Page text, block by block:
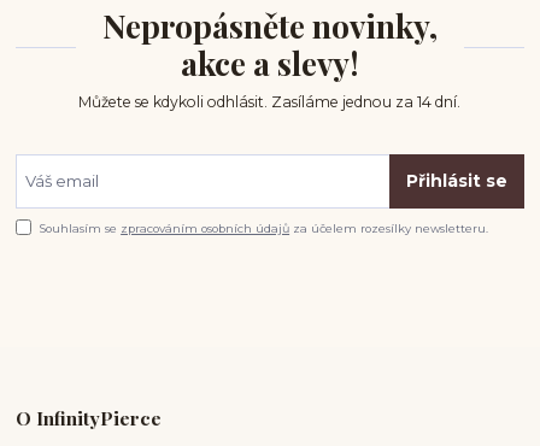
Nepropásněte novinky,
akce a slevy!
Můžete se kdykoli odhlásit. Zasíláme jednou za 14 dní.
Přihlásit se
Souhlasím se zpracováním osobních údajů za účelem rozesílky newsletteru.
O InfinityPierce